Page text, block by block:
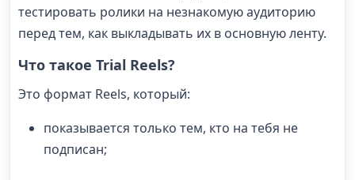
тестировать ролики на незнакомую аудиторию
перед тем, как выкладывать их в основную ленту.
Что такое Trial Reels?
Это формат Reels, который:
показывается только тем, кто на тебя не
подписан;